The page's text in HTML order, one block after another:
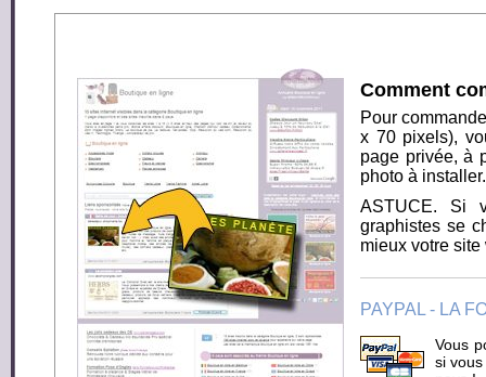
Comment
Pour
x 70 pixels),
page privée, à
photo à installer.
ASTUCE. Si
graphistes se
mieux votre site
PAYPAL - LA
Vous
si